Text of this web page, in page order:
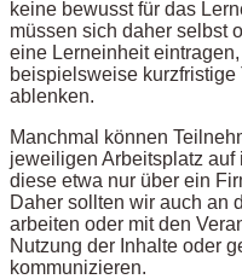
keine bewusst für das
müssen sich daher selbst
eine Lerneinheit
beispielsweise kurzfristige
ablenken.
Manchmal können
jeweiligen Arbeitsplatz
diese etwa nur über ein
Daher sollten wir auch an
arbeiten oder mit den
Nutzung der Inhalte oder
kommunizieren.